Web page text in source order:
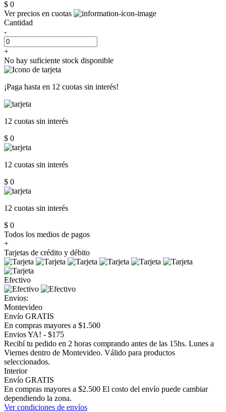
$ 0
Ver precios en cuotas
Cantidad
-
+
No hay suficiente stock disponible
¡Paga hasta en 12 cuotas sin interés!
12 cuotas sin interés
$ 0
12 cuotas sin interés
$ 0
12 cuotas sin interés
$ 0
Todos los medios de pagos
+
Tarjetas de crédito y débito
Efectivo
Envios:
Montevideo
Envío GRATIS
En compras mayores a $1.500
Envios YA! - $175
Recibí tu pedido en 2 horas comprando antes de las 15hs. Lunes a
Viernes dentro de Montevideo. Válido para productos
seleccionados.
Interior
Envío GRATIS
En compras mayores a $2.500 El costo del envío puede cambiar
dependiendo la zona.
Ver condiciones de envíos